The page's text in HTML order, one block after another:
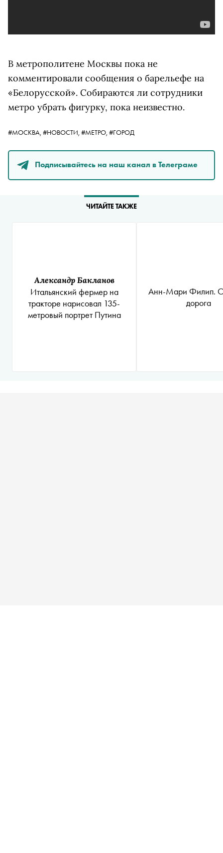
В метрополитене Москвы пока не
комментировали сообщения о барельефе на
«Белорусской». Собираются ли сотрудники
метро убрать фигурку, пока неизвестно.
#МОСКВА, #НОВОСТИ, #МЕТРО, #ГОРОД
Подписывайтесь на наш канал в Телеграме
ЧИТАЙТЕ ТАКЖЕ
Александр Бакланов
Итальянский фермер на
тракторе нарисовал 135-
метровый портрет Путина
Анн-Мари Филип.
дорога